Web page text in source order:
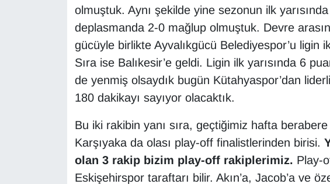
olmuştuk. Aynı şekilde yine sezonun ilk
deplasmanda 2-0 mağlup olmuştuk. Devre
gücüyle birlikte Ayvalıkgücü Belediyespor’u ligin
Sıra ise Balıkesir’e geldi. Ligin ilk yarısında 6
de yenmiş olsaydık bugün Kütahyaspor’dan
180 dakikayı sayıyor olacaktık.
Bu iki rakibin yanı sıra, geçtiğimiz hafta
Karşıyaka da olası play-off finalistlerinden birisi.
olan 3 rakip bizim play-off rakiplerimiz. Play-
Eskişehirspor taraftarı bilir. Akın’a, Jacob’a ve